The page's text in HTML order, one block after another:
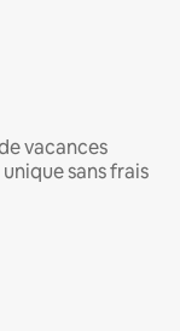
vacances
sans frais